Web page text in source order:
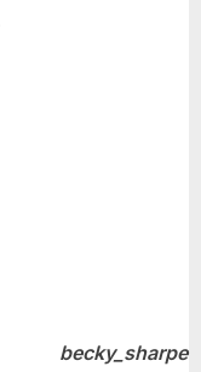
becky_sharpe